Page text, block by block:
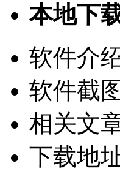
本地下
软件介
软件截图
相关文
下载地